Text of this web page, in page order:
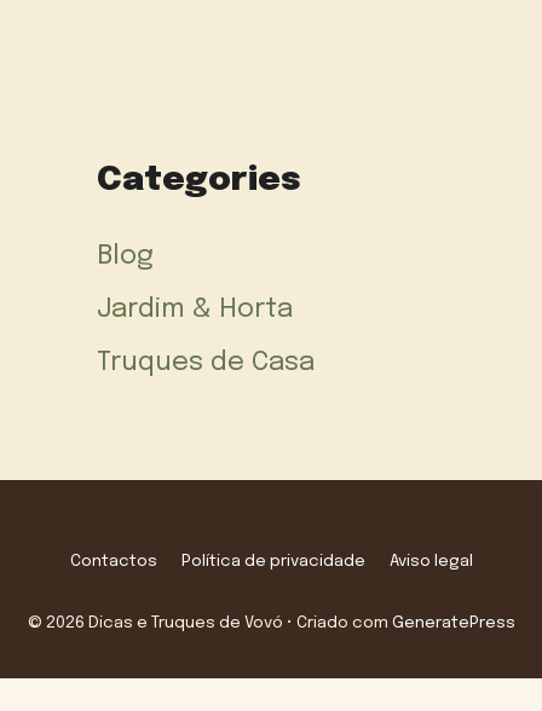
Categories
Blog
Jardim & Horta
Truques de Casa
Contactos Política de privacidade Aviso legal
© 2026 Dicas e Truques de Vovó • Criado com GeneratePress